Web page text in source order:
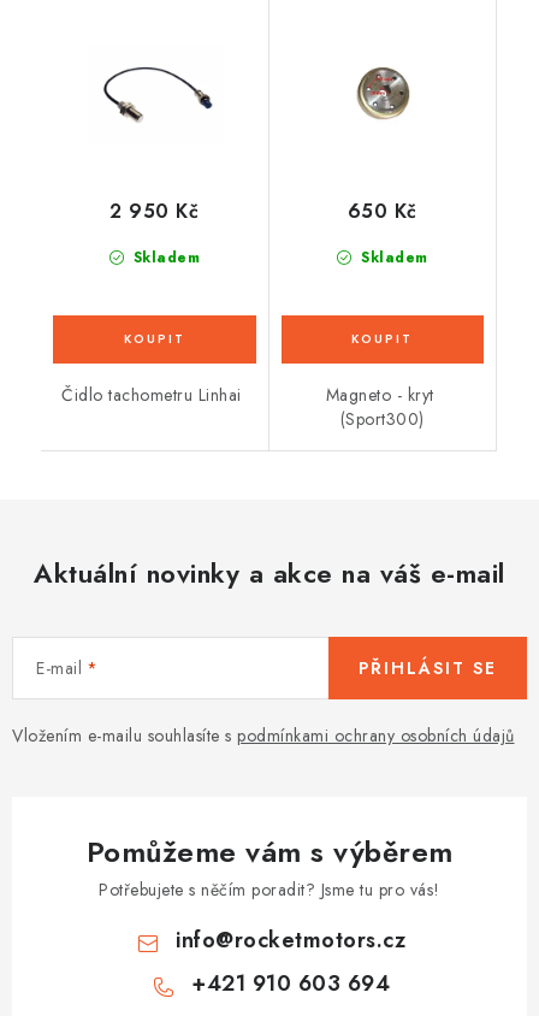
Skladem
2 950 Kč
Čidlo tachometru Linhai
Skladem
650 Kč
Magneto - kryt
(Sport300)
Aktuální novinky a akce na váš e-mail
E-mail
Vložením e-mailu souhlasíte s podmínkami ochrany osobních údajů
PŘIHLÁSIT SE
Pomůžeme vám s výběrem
Potřebujete s něčím poradit? Jsme tu pro vás!
info@rocketmotors.cz
+421 910 603 694